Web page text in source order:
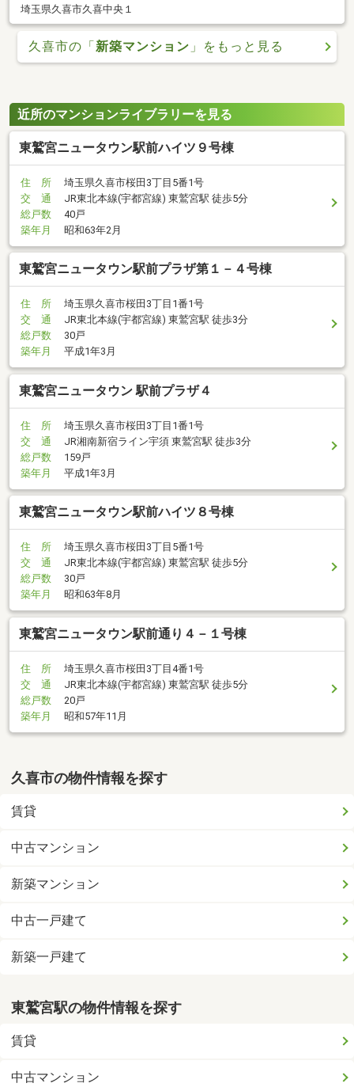
埼玉県久喜市久喜中央１
久喜市の「新築マンション 」をもっと見る
近所のマンションライブラリーを見る
東鷲宮ニュータウン駅前ハイツ９号棟
住 所
埼玉県久喜市桜田3丁目5番1号
交 通
JR東北本線(宇都宮線) 東鷲宮駅 徒歩5分
総戸数
40戸
築年月
昭和63年2月
東鷲宮ニュータウン駅前プラザ第１－４号棟
住 所
埼玉県久喜市桜田3丁目1番1号
交 通
JR東北本線(宇都宮線) 東鷲宮駅 徒歩3分
総戸数
30戸
築年月
平成1年3月
東鷲宮ニュータウン 駅前プラザ４
住 所
埼玉県久喜市桜田3丁目1番1号
交 通
JR湘南新宿ライン宇須 東鷲宮駅 徒歩3分
総戸数
159戸
築年月
平成1年3月
東鷲宮ニュータウン駅前ハイツ８号棟
住 所
埼玉県久喜市桜田3丁目5番1号
交 通
JR東北本線(宇都宮線) 東鷲宮駅 徒歩5分
総戸数
30戸
築年月
昭和63年8月
東鷲宮ニュータウン駅前通り４－１号棟
住 所
埼玉県久喜市桜田3丁目4番1号
交 通
JR東北本線(宇都宮線) 東鷲宮駅 徒歩5分
総戸数
20戸
築年月
昭和57年11月
久喜市の物件情報を探す
賃貸
中古マンション
新築マンション
中古一戸建て
新築一戸建て
東鷲宮駅の物件情報を探す
賃貸
中古マンション